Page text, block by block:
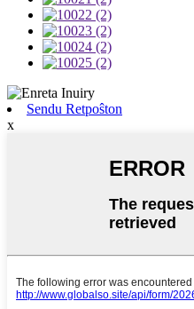
Sendu Retpoŝton
x